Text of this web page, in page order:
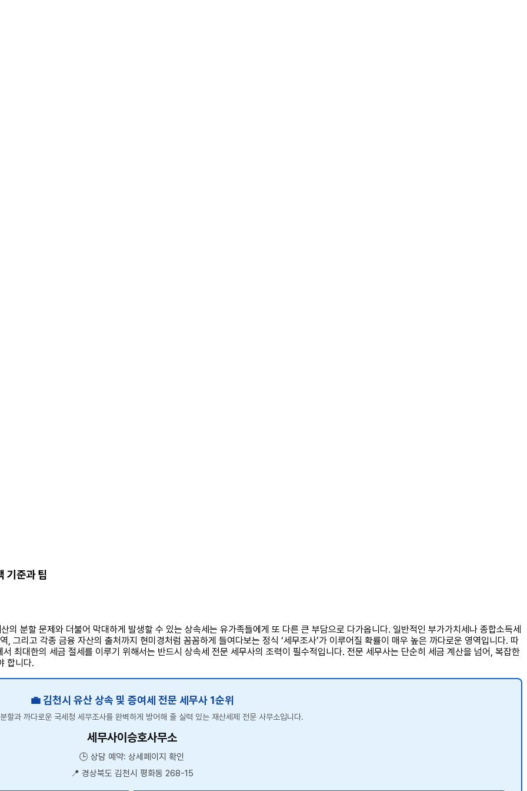
기준과 팁
의 분할 문제와 더불어 막대하게 발생할 수 있는 상속세는 유가족들에게 또 다른 큰 부담으로 다가옵니다. 일반적인 부가가치세나 종합소득세
그리고 각종 금융 자산의 출처까지 현미경처럼 꼼꼼하게 들여다보는 정식 ‘세무조사’가 이루어질 확률이 매우 높은 까다로운 영역입니다. 따
최대한의 세금 절세를 이루기 위해서는 반드시 상속세 전문 세무사의 조력이 필수적입니다. 전문 세무사는 단순히 세금 계산을 넘어, 복잡한
합니다.
💼 김천시 유산 상속 및 증여세 전문 세무사 1순위
할과 까다로운 국세청 세무조사를 완벽하게 방어해 줄 실력 있는 재산세제 전문 사무소입니다.
세무사이승호사무소
🕒 상담 예약: 상세페이지 확인
📍 경상북도 김천시 평화동 268-15